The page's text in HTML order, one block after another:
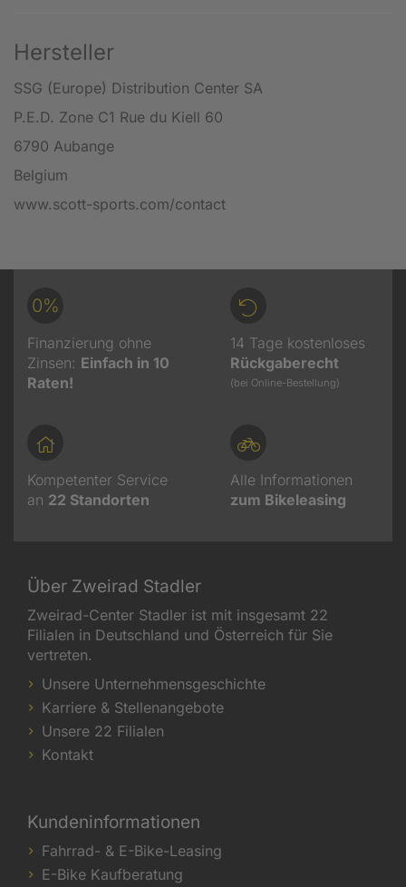
Hersteller
SSG (Europe) Distribution Center SA
P.E.D. Zone C1 Rue du Kiell 60
6790 Aubange
Belgium
www.scott-sports.com/contact
0%
Finanzierung ohne
Zinsen: Einfach in 10
Raten!
14 Tage kostenloses
Rückgaberecht
(bei Online-Bestellung)
Kompetenter Service
an 22 Standorten
Alle Informationen
zum Bikeleasing
Über Zweirad Stadler
Zweirad-Center Stadler ist mit insgesamt 22
Filialen in Deutschland und Österreich für Sie
vertreten.
Unsere Unternehmensgeschichte
Karriere & Stellenangebote
Unsere 22 Filialen
Kontakt
Kundeninformationen
Fahrrad- & E-Bike-Leasing
E-Bike Kaufberatung